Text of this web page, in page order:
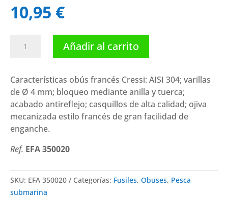
10,95 €
obús
cantidad
Añadir al carrito
Características obús francés Cressi: AISI 304; varillas
de Ø 4 mm; bloqueo mediante anilla y tuerca;
acabado antireflejo; casquillos de alta calidad; ojiva
mecanizada estilo francés de gran facilidad de
enganche.
Ref. EFA 350020
SKU: EFA 350020 Categorías: Fusiles, Obuses, Pesca
submarina